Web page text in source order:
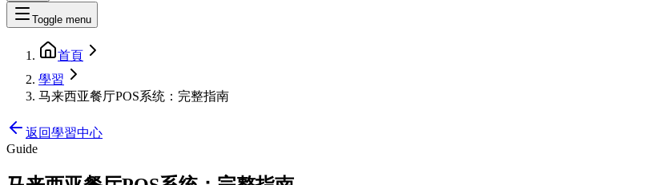
Toggle menu
首頁
學習
马来西亚餐厅POS系统：完整指南
返回學習中心
Guide